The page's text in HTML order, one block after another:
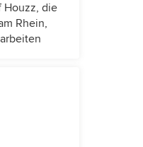
Houzz, die
Rhein,